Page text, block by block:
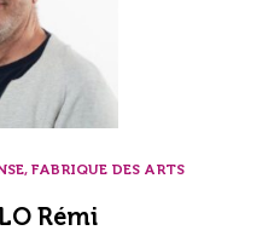
FABRIQUE DES ARTS
Rémi